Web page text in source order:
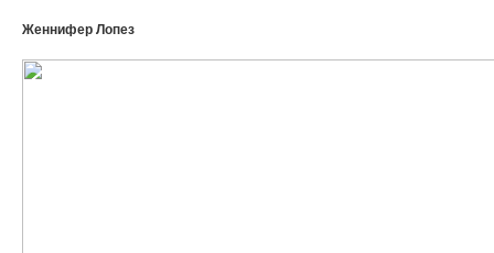
Женнифер Лопез